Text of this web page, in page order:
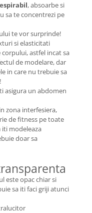
, absoarbe si
sa te concentrezi pe
te vor surprinde!
si elasticitati
astfel incat sa
de modelare, dar
in care nu trebuie sa
asigura un abdomen
zona interfesiera,
de fitness pe toate
iti modeleaza
doar sa
este opac chiar si
sa iti faci griji atunci